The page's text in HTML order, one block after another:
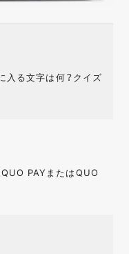
入る文字は何？クイズ
PAYまたはQUO